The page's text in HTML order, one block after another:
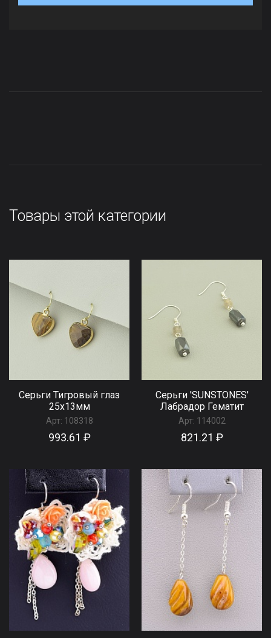
Товары этой категории
Серьги Тигровый глаз
25x13мм
Арт: 108318
993.61 ₽
Серьги 'SUNSTONES'
Лабрадор Гематит
Арт: 114002
821.21 ₽